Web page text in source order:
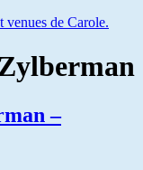
venues de Carole.
–